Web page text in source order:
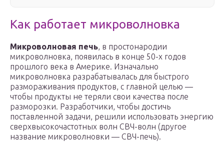
Как работает микроволновка
Микроволновая печь, в простонародии
микроволновка, появилась в конце 50-х годов
прошлого века в Америке. Изначально
микроволновка разрабатывалась для быстрого
размораживания продуктов, с главной целью —
чтобы продукты не теряли свои качества после
разморозки. Разработчики, чтобы достичь
поставленной задачи, решили использовать энергию
сверхвысокочастотных волн СВЧ-волн (другое
название микроволновки — СВЧ-печь).